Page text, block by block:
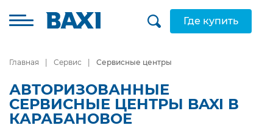
Где купить
Главная Сервис Сервисные центры
АВТОРИЗОВАННЫЕ
СЕРВИСНЫЕ ЦЕНТРЫ BAXI В
КАРАБАНОВОЕ